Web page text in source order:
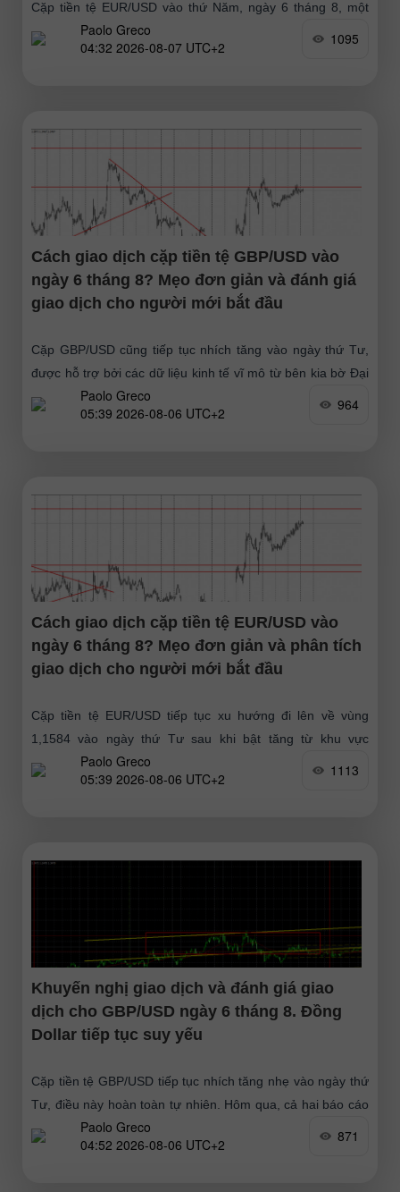
Cặp tiền tệ EUR/USD vào thứ Năm, ngày 6 tháng 8, một
lần nữa không thể tiếp tục đà tăng và đã quay đầu giảm.
Đã có sự củng
Paolo Greco
04:32 2026-08-07 UTC+2
1095
Cách giao dịch cặp tiền tệ GBP/USD vào
ngày 6 tháng 8? Mẹo đơn giản và đánh giá
giao dịch cho người mới bắt đầu
Cặp GBP/USD cũng tiếp tục nhích tăng vào ngày thứ Tư,
được hỗ trợ bởi các dữ liệu kinh tế vĩ mô từ bên kia bờ Đại
Tây DươngPaolo Greco
05:39 2026-08-06 UTC+2
964
Cách giao dịch cặp tiền tệ EUR/USD vào
ngày 6 tháng 8? Mẹo đơn giản và phân tích
giao dịch cho người mới bắt đầu
Cặp tiền tệ EUR/USD tiếp tục xu hướng đi lên về vùng
1,1584 vào ngày thứ Tư sau khi bật tăng từ khu vực
1,1461–1,1474 và hoàn tất giai đoạn
Paolo Greco
05:39 2026-08-06 UTC+2
1113
Khuyến nghị giao dịch và đánh giá giao
dịch cho GBP/USD ngày 6 tháng 8. Đồng
Dollar tiếp tục suy yếu
Cặp tiền tệ GBP/USD tiếp tục nhích tăng nhẹ vào ngày thứ
Tư, điều này hoàn toàn tự nhiên. Hôm qua, cả hai báo cáo
từ Mỹ (vốn dĩ cũng
Paolo Greco
04:52 2026-08-06 UTC+2
871